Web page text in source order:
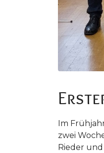
Im
zwei
Rieder